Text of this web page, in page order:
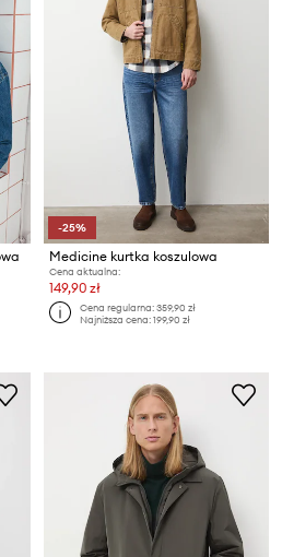
-25%
Medicine kurtka koszulowa
Cena aktualna:
149,90 zł
Cena regularna:359,90 zł
Najniższa cena:199,90 zł